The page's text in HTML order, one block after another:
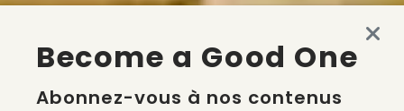
Become a Good One
Abonnez-vous à nos contenus